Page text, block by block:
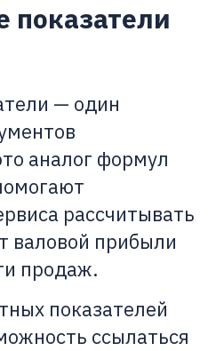
показатели
— один
аналог формул
рассчитывать
валовой прибыли
продаж.
показателей
ссылаться